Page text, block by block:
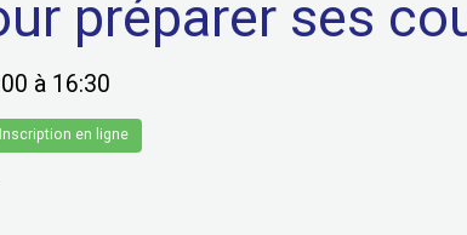
préparer ses
à 16:30
en ligne